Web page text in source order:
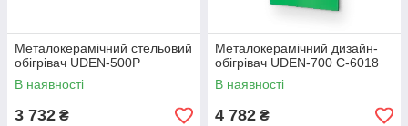
Металокерамічний стельовий
обігрівач UDEN-500Р
В наявності
3 732 ₴
Металокерамічний дизайн-
обігрівач UDEN-700 С-6018
В наявності
4 782 ₴